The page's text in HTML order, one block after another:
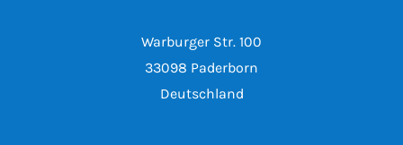
Warburger Str. 100
33098 Paderborn
Deutschland